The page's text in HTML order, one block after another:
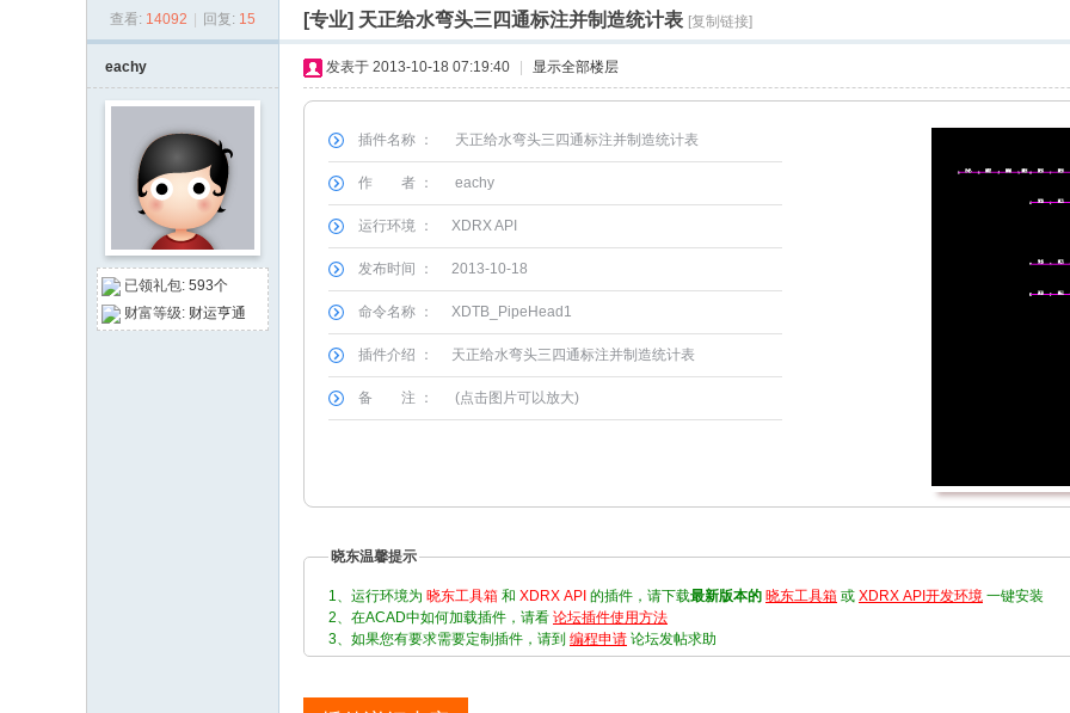
D
坛
查看: 14092 回复: 15 [专业] 天正给水弯头三四通标注并制造统计表 [复制链接]
eachy
已领礼包: 593个
财富等级: 财运亨通
发表于 2013-10-18 07:19:40 显示全部楼层
插件名称 ： 天正给水弯头三四通标注并制造统计表
作 者 ： eachy
运行环境 ： XDRX API
发布时间 ： 2013-10-18
命令名称 ： XDTB_PipeHead1
插件介绍 ： 天正给水弯头三四通标注并制造统计表
备 注 ： (点击图片可以放大)
晓东温馨提示
1、运行环境为 晓东工具箱 和 XDRX API 的插件，请下载最新版本的 晓东工具箱 或 XDRX API开发环境 一键安装
2、在ACAD中如何加载插件，请看 论坛插件使用方法
3、如果您有要求需要定制插件，请到 编程申请 论坛发帖求助